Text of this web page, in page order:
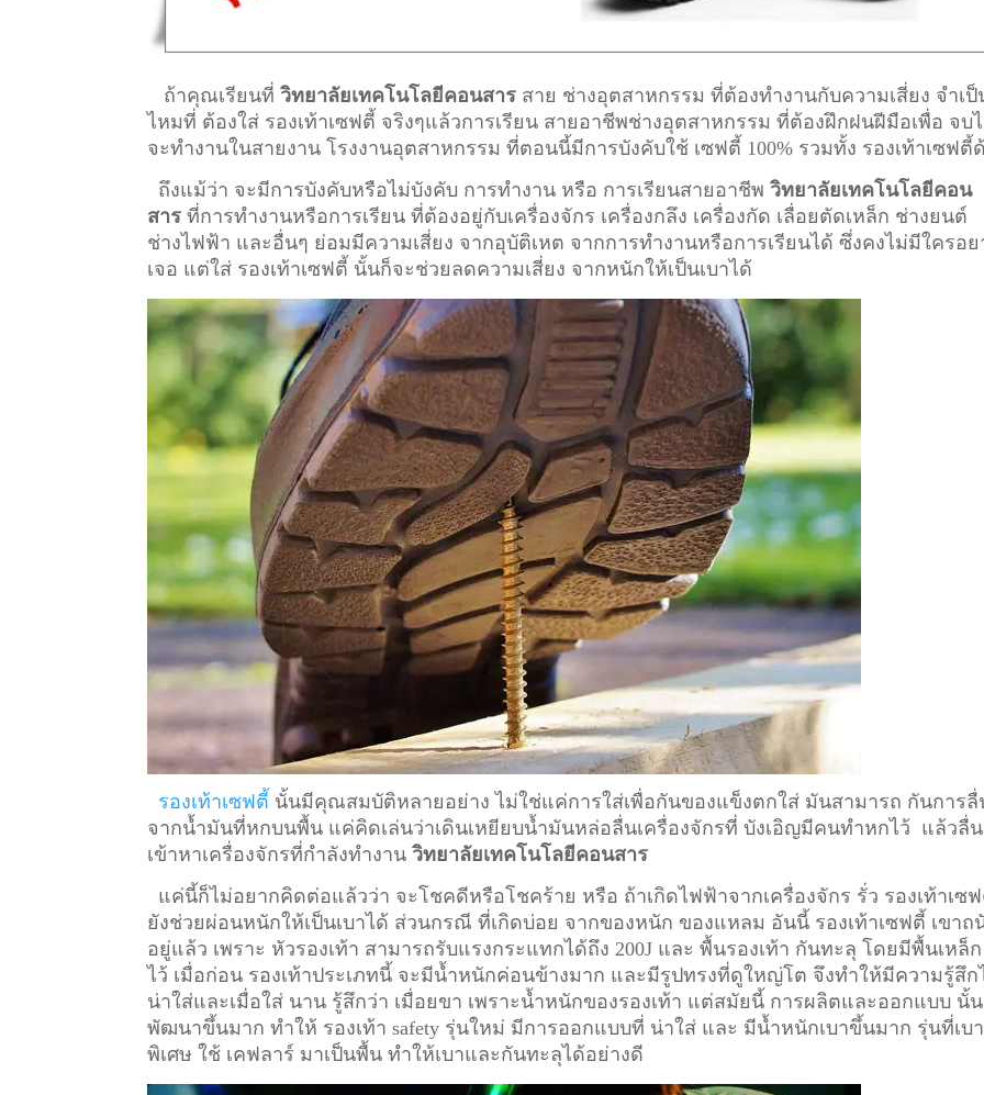
ถ้าคุณเรียนที่วิทยาลัยเทคโนโลยีคอนสาร สาย ช่างอุตสาหกรรม ที่ต้องทำงานกับความเสี่ยง จำเป็
ไหมที่ ต้องใส่ รองเท้าเซฟตี้ จริงๆแล้วการเรียน สายอาชีพช่างอุตสาหกรรมที่ต้องฝึกฝนฝีมือเพื่อ จบ
จะทำงานในสายงาน โรงงานอุตสาหกรรม ที่ตอนนี้มีการบังคับใช้ เซฟตี้ 100% รวมทั้ง รองเท้าเซฟตี้
ถึงแม้ว่า จะมีการบังคับหรือไม่บังคับ การทำงาน หรือ การเรียนสายอาชีพวิทยาลัยเทคโนโลยีคอน
สาร ที่การทำงานหรือการเรียน ที่ต้องอยู่กับเครื่องจักร เครื่องกลึง เครื่องกัด เลื่อยตัดเหล็ก ช่างยนต์
ช่างไฟฟ้า และอื่นๆ ย่อมมีความเสี่ยง จากอุบัติเหต จากการทำงานหรือการเรียนได้ ซึ่งคงไม่มีใครอย
เจอ แต่ใส่ รองเท้าเซฟตี้ นั้นก็จะช่วยลดความเสี่ยง จากหนักให้เป็นเบาได้
รองเท้าเซฟตี้ นั้นมีคุณสมบัติหลายอย่าง ไม่ใช่แค่การใส่เพื่อกันของแข็งตกใส่ มันสามารถ กันการลื่
จากน้ำมันที่หกบนพื้น แค่คิดเล่นว่าเดินเหยียบน้ำมันหล่อลื่นเครื่องจักรที่ บังเอิญมีคนทำหกไว้ แล้วลื่น
เข้าหาเครื่องจักรที่กำลังทำงานวิทยาลัยเทคโนโลยีคอนสาร
แค่นี้ก็ไม่อยากคิดต่อแล้วว่า จะโชคดีหรือโชคร้าย หรือ ถ้าเกิดไฟฟ้าจากเครื่องจักร รั่ว รองเท้าเซ
ยังช่วยผ่อนหนักให้เป็นเบาได้ ส่วนกรณี ที่เกิดบ่อย จากของหนัก ของแหลม อันนี้ รองเท้าเซฟตี้ เขาถ
อยู่แล้ว เพราะ หัวรองเท้า สามารถรับแรงกระแทกได้ถึง 200J และ พื้นรองเท้า กันทะลุ โดยมีพื้นเหล็
ไว้ เมื่อก่อน รองเท้าประเภทนี้ จะมีน้ำหนักค่อนข้างมาก และมีรูปทรงที่ดูใหญ่โต จึงทำให้มีความรู้สึก
น่าใส่และเมื่อใส่ นาน รู้สึกว่า เมื่อยขา เพราะน้ำหนักของรองเท้า แต่สมัยนี้ การผลิตและออกแบบ นั้น
พัฒนาขึ้นมาก ทำให้ รองเท้า safety รุ่นใหม่ มีการออกแบบที่ น่าใส่ และ มีน้ำหนักเบาขึ้นมาก รุ่นที่เบา
พิเศษ ใช้ เคฟลาร์ มาเป็นพื้น ทำให้เบาและกันทะลุได้อย่างดี